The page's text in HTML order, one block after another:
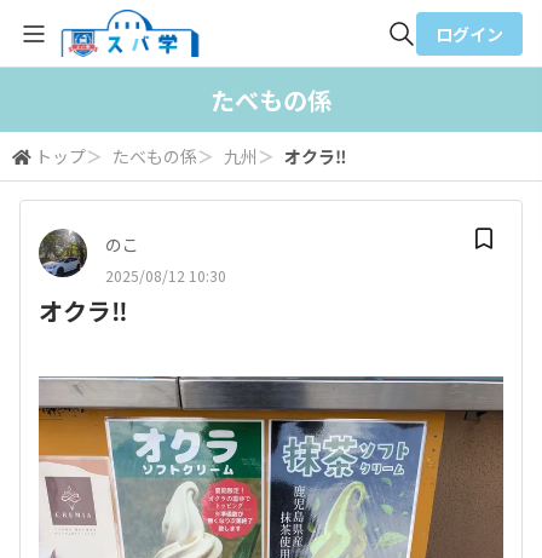
検索
ログイン
たべもの係
トップ＞ たべもの係＞ 九州 ＞ オクラ‼️
のこ
2025/08/12 10:30
オクラ‼️